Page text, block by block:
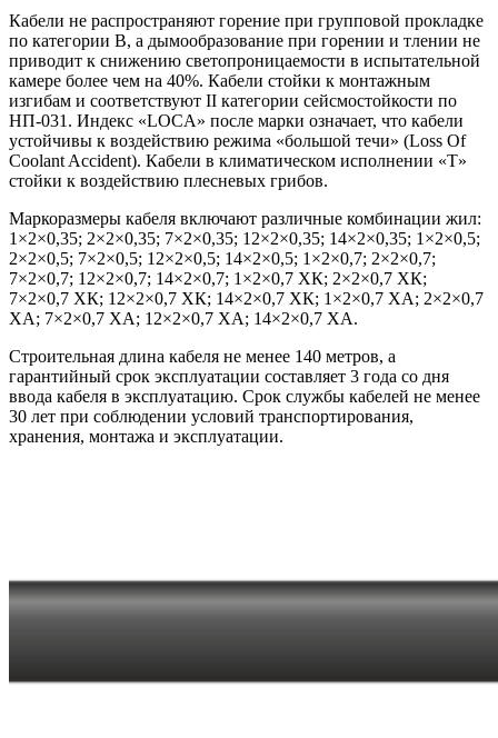
Кабели не распространяют горение при групповой прокладке
по категории В, а дымообразование при горении и тлении не
приводит к снижению светопроницаемости в испытательной
камере более чем на 40%. Кабели стойки к монтажным
изгибам и соответствуют II категории сейсмостойкости по
НП-031. Индекс «LOCA» после марки означает, что кабели
устойчивы к воздействию режима «большой течи» (Loss Of
Coolant Accident). Кабели в климатическом исполнении «Т»
стойки к воздействию плесневых грибов.
Маркоразмеры кабеля включают различные комбинации жил:
1×2×0,35; 2×2×0,35; 7×2×0,35; 12×2×0,35; 14×2×0,35; 1×2×0,5;
2×2×0,5; 7×2×0,5; 12×2×0,5; 14×2×0,5; 1×2×0,7; 2×2×0,7;
7×2×0,7; 12×2×0,7; 14×2×0,7; 1×2×0,7 ХК; 2×2×0,7 ХК;
7×2×0,7 ХК; 12×2×0,7 ХК; 14×2×0,7 ХК; 1×2×0,7 ХА; 2×2×0,7
ХА; 7×2×0,7 ХА; 12×2×0,7 ХА; 14×2×0,7 ХА.
Строительная длина кабеля не менее 140 метров, а
гарантийный срок эксплуатации составляет 3 года со дня
ввода кабеля в эксплуатацию. Срок службы кабелей не менее
30 лет при соблюдении условий транспортирования,
хранения, монтажа и эксплуатации.